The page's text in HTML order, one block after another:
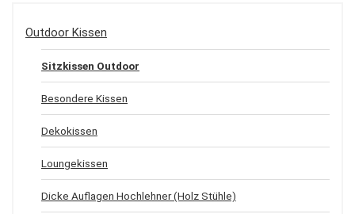
Outdoor Kissen
Sitzkissen Outdoor
Besondere Kissen
Dekokissen
Loungekissen
Dicke Auflagen Hochlehner (Holz Stühle)